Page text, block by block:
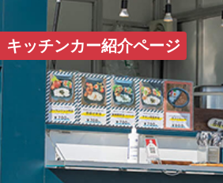
HOME
キッチンカー紹介ページ